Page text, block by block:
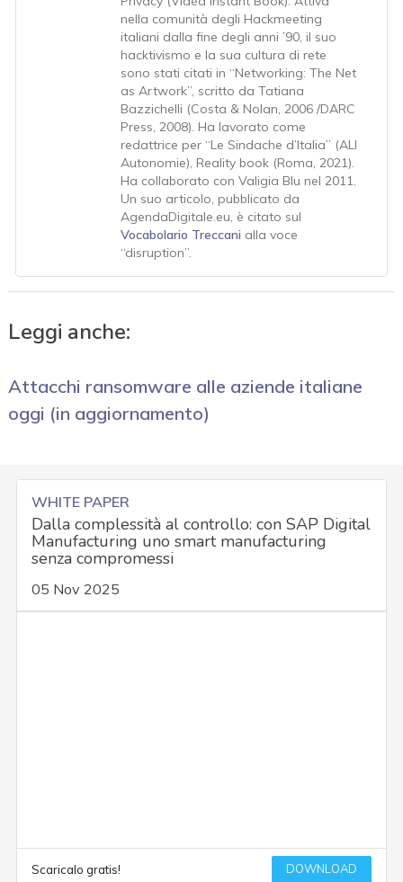
nella comunità degli Hackmeeting
italiani dalla fine degli anni ’90, il suo
hacktivismo e la sua cultura di rete
sono stati citati in “Networking: The Net
as Artwork”, scritto da Tatiana
Bazzichelli (Costa & Nolan, 2006 /DARC
Press, 2008). Ha lavorato come
redattrice per “Le Sindache d’Italia” (ALI
Autonomie), Reality book (Roma, 2021).
Ha collaborato con Valigia Blu nel 2011.
Un suo articolo, pubblicato da
AgendaDigitale.eu, è citato sul
Vocabolario Treccani alla voce
“disruption”.
Leggi anche:
Attacchi ransomware alle aziende italiane
oggi (in aggiornamento)
WHITE PAPER
Dalla complessità al controllo: con SAP Digital
Manufacturing uno smart manufacturing
senza compromessi
05 Nov 2025
Scaricalo gratis! DOWNLOAD